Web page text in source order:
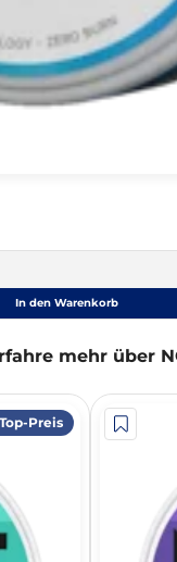
In den Warenkorb
mehr über
Preis